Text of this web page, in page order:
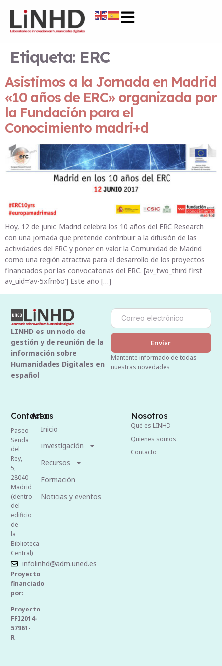
Etiqueta: ERC
Asistimos a la Jornada en Madrid
«10 años de ERC» organizada por
la Fundación para el
Conocimiento madri+d
Hoy, 12 de junio Madrid celebra los 10 años del ERC Research
con una jornada que pretende contribuir a la difusión de las
actividades del ERC y poner en valor la Comunidad de Madrid
como una región atractiva para el desarrollo de los proyectos
financiados por las convocatorias del ERC. [av_two_third first
av_uid=’av-5xfm6o’] Este año […]
LINHD es un nodo de
gestión y de reunión de la
información sobre
Humanidades Digitales en
español
Enviar
Mantente informado de todas
nuestras novedades
Contacto
Paseo
Senda
del
Rey,
5,
28040
Madrid
(dentro
del
edificio
de
la
Biblioteca
Central)
infolinhd@adm.uned.es
Proyecto
financiado
por:
Proyecto
FFI2014-
57961-
R
Areas
Inicio
Investigación
Recursos
Formación
Noticias y eventos
Nosotros
Qué es LINHD
Quienes somos
Contacto